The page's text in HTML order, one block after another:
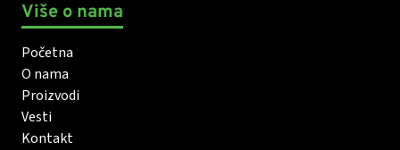
Više o nama
Početna
O nama
Proizvodi
Vesti
Kontakt